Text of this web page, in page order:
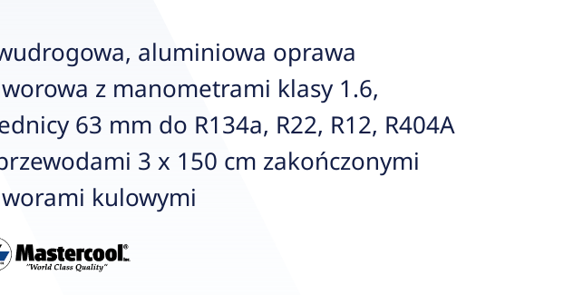
OEM
Kadra Zarządzająca
Zgłoś naruszenie
aluminiowa oprawa
z manometrami klasy 1.6,
63 mm do R134a, R22, R12, R404A
3 x 150 cm zakończonymi
kulowymi